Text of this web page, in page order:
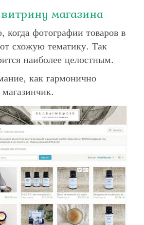
магазина
когда фотографии товаров в
схожую тематику. Так
наиболее целостным.
как гармонично